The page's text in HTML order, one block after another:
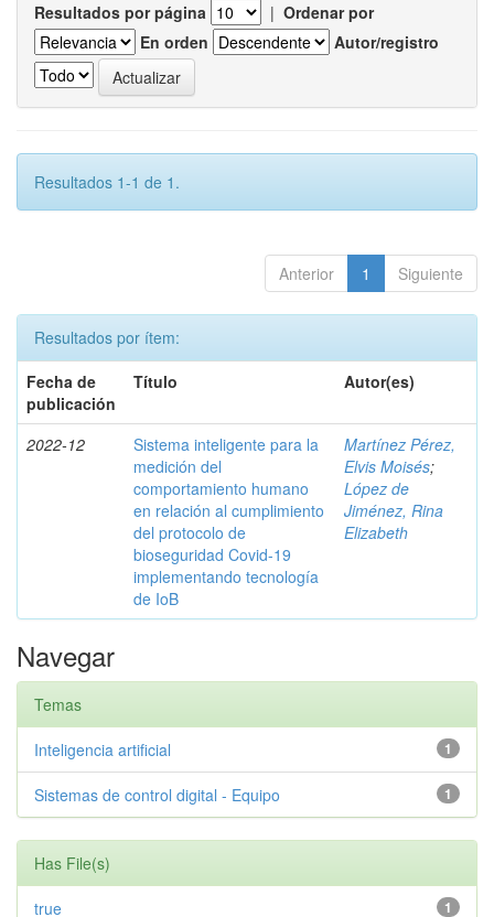
Resultados por página | Ordenar por
En orden
Autor/registro
Resultados 1-1 de 1.
Anterior 1 Siguiente
Resultados por ítem:
Fecha de
publicación
Título Autor(es)
2022-12
Sistema inteligente para la
medición del
comportamiento humano
en relación al cumplimiento
del protocolo de
bioseguridad Covid-19
implementando tecnología
de IoB
Martínez Pérez,
Elvis Moisés;
López de
Jiménez, Rina
Elizabeth
Navegar
Temas
1
Inteligencia artificial
1
Sistemas de control digital - Equipo
Has File(s)
1
true